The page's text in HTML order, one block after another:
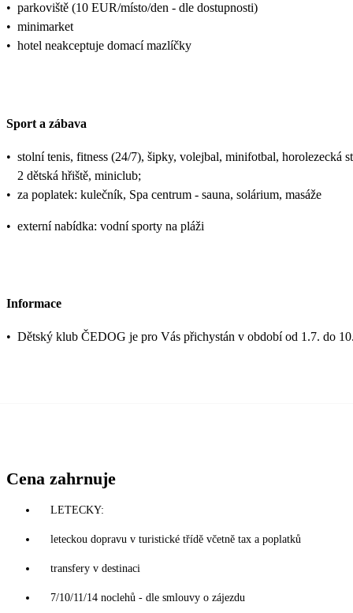
• parkoviště (10 EUR/místo/den - dle dostupnosti)
• minimarket
• hotel neakceptuje domací mazlíčky
Sport a zábava
• stolní tenis, fitness (24/7), šipky, volejbal, minifotbal, horolezecká
2 dětská hřiště, miniclub;
• za poplatek: kulečník, Spa centrum - sauna, solárium, masáže
• externí nabídka: vodní sporty na pláži
Informace
• Dětský klub ČEDOG je pro Vás přichystán v období od 1.7. do
Cena zahrnuje
LETECKY:
leteckou dopravu v turistické třídě včetně tax a poplatků
transfery v destinaci
7/10/11/14 noclehů - dle smlouvy o zájezdu